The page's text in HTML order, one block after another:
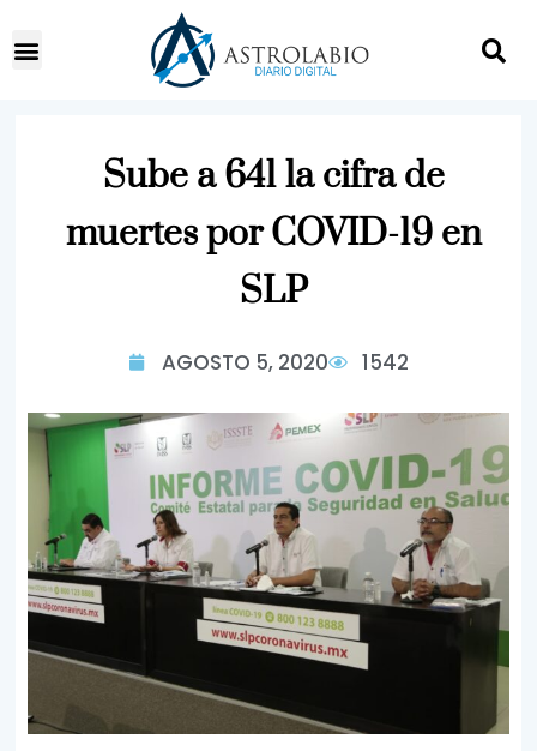
Sube a 641 la cifra de
muertes por COVID-19 en
SLP
AGOSTO 5, 2020 1542